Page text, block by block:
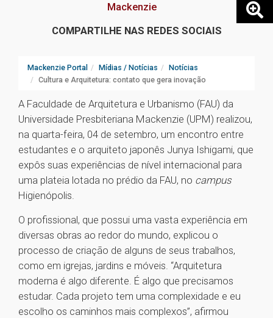
Mackenzie
COMPARTILHE NAS REDES SOCIAIS
Mackenzie Portal Mídias / Notícias
Notícias
Cultura e Arquitetura: contato que gera inovação
A Faculdade de Arquitetura e Urbanismo (FAU) da
Universidade Presbiteriana Mackenzie (UPM) realizou,
na quarta-feira, 04 de setembro, um encontro entre
estudantes e o arquiteto japonês Junya Ishigami, que
expôs suas experiências de nível internacional para
uma plateia lotada no prédio da FAU, no campus
Higienópolis.
O profissional, que possui uma vasta experiência em
diversas obras ao redor do mundo, explicou o
processo de criação de alguns de seus trabalhos,
como em igrejas, jardins e móveis. “Arquitetura
moderna é algo diferente. É algo que precisamos
estudar. Cada projeto tem uma complexidade e eu
escolho os caminhos mais complexos”, afirmou